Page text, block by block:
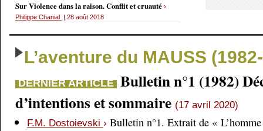
Sur Violence dans la raison. Conflit et cruauté ›
Philippe Chanial | 28 août 2018
L’aventure du MAUSS
DERNIER ARTICLE Bulletin n°1 (1982)
d’intentions et sommaire (17 avril 2020)
F.M. Dostoievski › Bulletin n°1. Extrait de «